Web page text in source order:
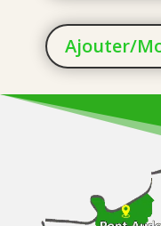
Ajouter/